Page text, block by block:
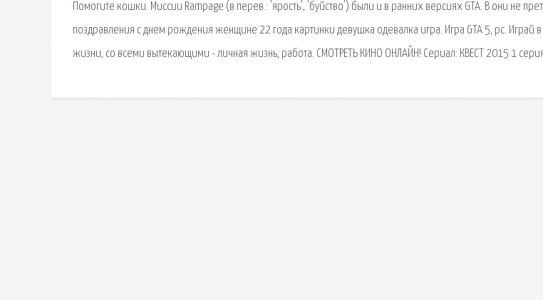
Помогите кошки. Миссии Rampage (в перев.: 'ярость', 'буйство') были и в ранних версиях GTA. В они не
поздравления с днем рождения женщине 22 года картинки девушка одевалка игра. Игра GTA 5, pc. Играй в
жизни, со всеми вытекающими - личная жизнь, работа. СМОТРЕТЬ КИНО ОНЛАЙН! Сериал: КВЕСТ 2015 1